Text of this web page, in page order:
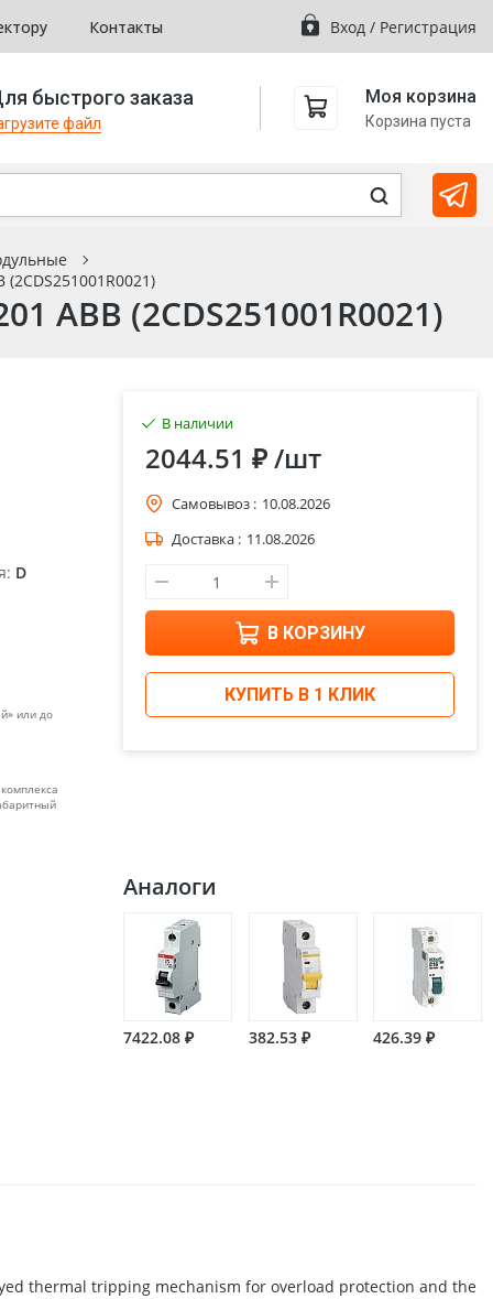
Контакты Вход / Регистрация
быстрого заказа
файл
Моя корзина
Корзина пуста
ABB (2CDS251001R0021)
D
или до
В наличии
2044.51 ₽/шт
Самовывоз : 10.08.2026
Доставка : 11.08.2026
В КОРЗИНУ
КУПИТЬ В 1 КЛИК
Аналоги
7422.08 ₽ 382.53 ₽ 426.39 ₽
thermal tripping mechanism for overload protection and the